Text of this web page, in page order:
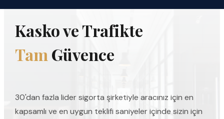
Kasko ve Trafikte
Tam Güvence
30'dan fazla lider sigorta şirketiyle aracınız için en
kapsamlı ve en uygun teklifi saniyeler içinde sizin için